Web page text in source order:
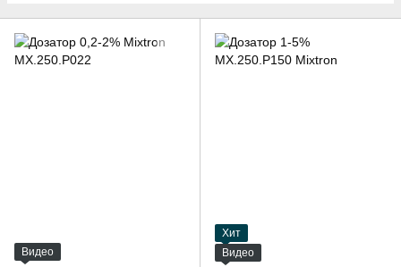
Видео
Хит
Видео